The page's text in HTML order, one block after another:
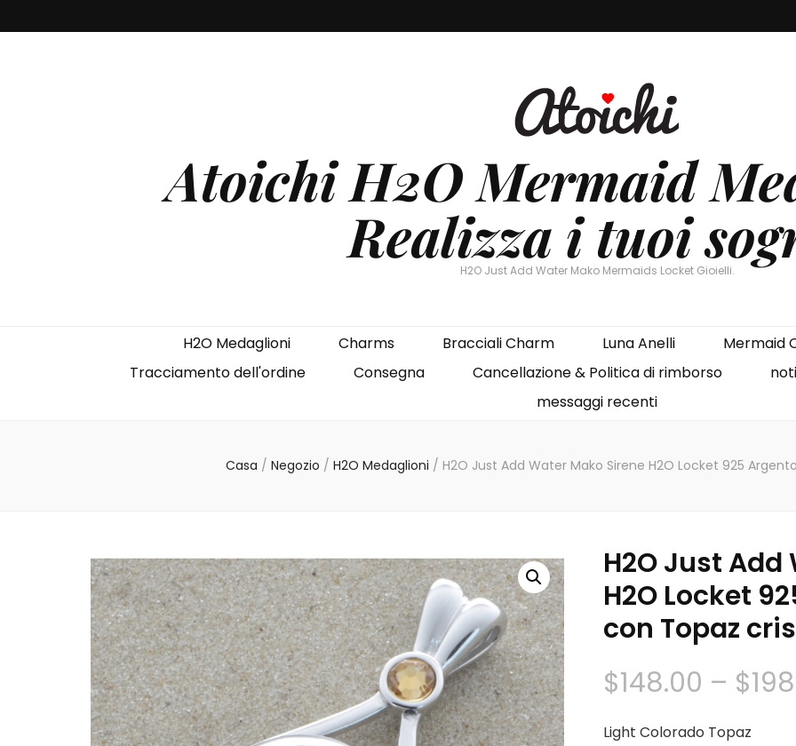
Atoichi H2O Mermaid
Realizza i tuoi
H2O Just Add Water Mako Mermaids Locket Gioielli.
H2O Medaglioni Charms Bracciali Charm Luna Anelli
Mermaid
Tracciamento dell'ordine
Consegna Cancellazione & Politica di rimborso
messaggi recenti
Casa / Negozio / H2O Medaglioni / H2O Just Add Water Mako Sirene H2O Locket 925
H2O Just
H2O Locket
con Topaz
$148.00 – $
Light Colorado Topaz